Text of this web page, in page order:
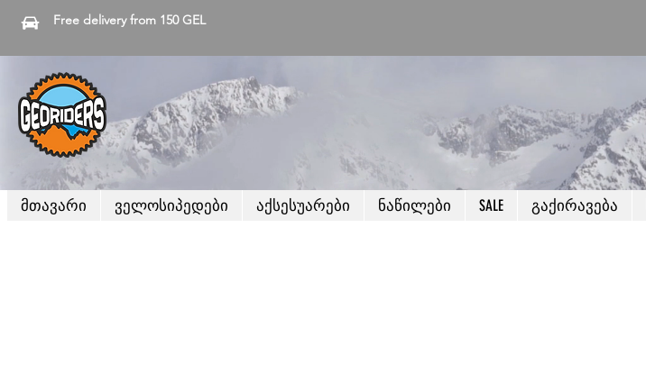
Free delivery from 150 GEL
მთავარი ველოსიპედები აქსესუარები ნაწილები SALE გაქირავება